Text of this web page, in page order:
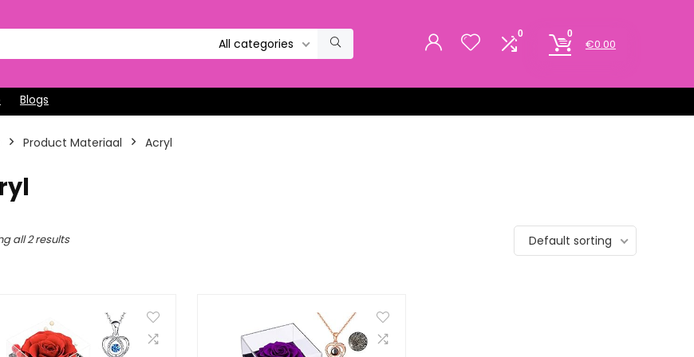
All categories
0 0
€0.00
Blogs
Product Materiaal ‎Acryl
all 2 results Default sorting